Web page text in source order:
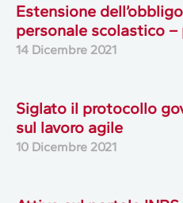
Estensione
personale scolastico
14 Dicembre 2021
Siglato il protocollo
sul lavoro agile
10 Dicembre 2021